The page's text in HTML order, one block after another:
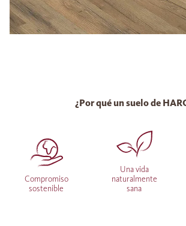
¿Por qué un suelo de
Compromiso
sostenible
Una vida
naturalmente
sana